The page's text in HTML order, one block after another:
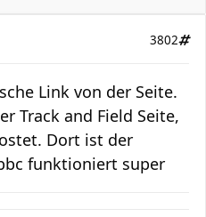
3802
Link von der Seite.
Track and Field Seite,
Dort ist der
funktioniert super